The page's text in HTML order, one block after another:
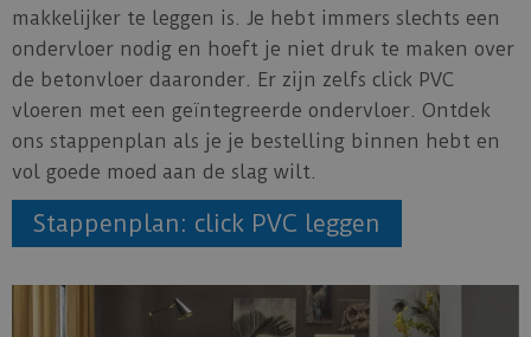
makkelijker te leggen is. Je hebt immers slechts een
ondervloer nodig en hoeft je niet druk te maken over
de betonvloer daaronder. Er zijn zelfs click PVC
vloeren met een geïntegreerde ondervloer. Ontdek
ons stappenplan als je je bestelling binnen hebt en
vol goede moed aan de slag wilt.
Stappenplan: click PVC leggen